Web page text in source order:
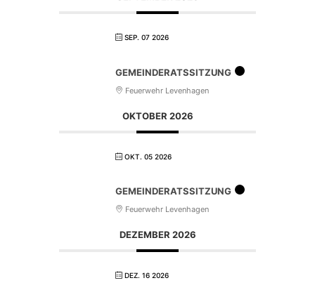
SEP. 07 2026
GEMEINDERATSSITZUNG
Feuerwehr Levenhagen
OKTOBER 2026
OKT. 05 2026
GEMEINDERATSSITZUNG
Feuerwehr Levenhagen
DEZEMBER 2026
DEZ. 16 2026